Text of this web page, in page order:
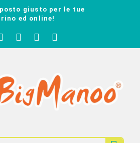
giusto per le tue
ed online!